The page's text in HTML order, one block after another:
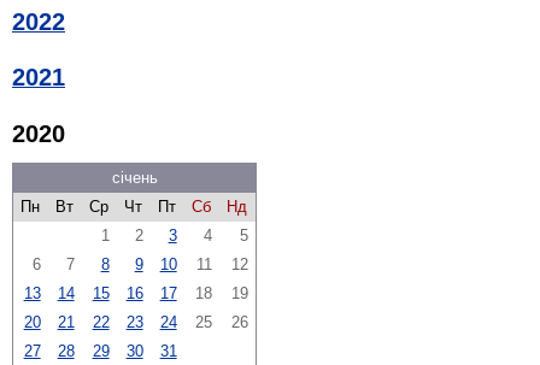
2022
2021
2020
січень
Пн
Вт Ср Чт Пт Сб
Нд
1
2 3 4
5
6
7 8 9 10 11
12
13
14 15 16 17 18
19
20
21 22 23 24 25
26
27
28 29 30 31